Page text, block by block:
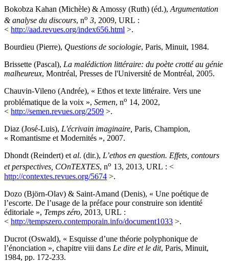
Bokobza Kahan (Michèle) & Amossy (Ruth) (éd.), Argumentation
& analyse du discours, no 3, 2009, URL :
< http://aad.revues.org/index656.html >.
Bourdieu (Pierre), Questions de sociologie, Paris, Minuit, 1984.
Brissette (Pascal), La malédiction littéraire: du poète crotté au génie
malheureux, Montréal, Presses de l'Université de Montréal, 2005.
Chauvin-Vileno (Andrée), « Ethos et texte littéraire. Vers une
problématique de la voix », Semen, no 14, 2002,
< http://semen.revues.org/2509 >.
Diaz (José-Luis), L'écrivain imaginaire, Paris, Champion,
« Romantisme et Modernités », 2007.
Dhondt (Reindert) et al. (dir.), L’ethos en question. Effets, contours
et perspectives, COnTEXTES, no 13, 2013, URL : <
http://contextes.revues.org/5674 >.
Dozo (Björn-Olav) & Saint-Amand (Denis), « Une poétique de
l’escorte. De l’usage de la préface pour construire son identité
éditoriale », Temps zéro, 2013, URL :
< http://tempszero.contemporain.info/document1033 >.
Ducrot (Oswald), « Esquisse d’une théorie polyphonique de
l’énonciation », chapitre viii dans Le dire et le dit, Paris, Minuit,
1984, pp. 172-233.